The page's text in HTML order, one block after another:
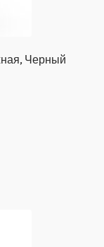
Черный